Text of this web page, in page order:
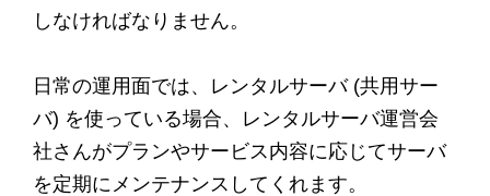
しなければなりません。
日常の運用面では、レンタルサーバ (共用サー
バ) を使っている場合、レンタルサーバ運営会
社さんがプランやサービス内容に応じてサーバ
を定期にメンテナンスしてくれます。